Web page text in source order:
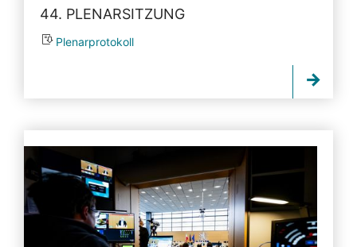
44. PLENARSITZUNG
Plenarprotokoll